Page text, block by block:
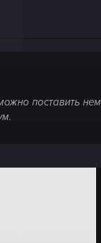
поставить